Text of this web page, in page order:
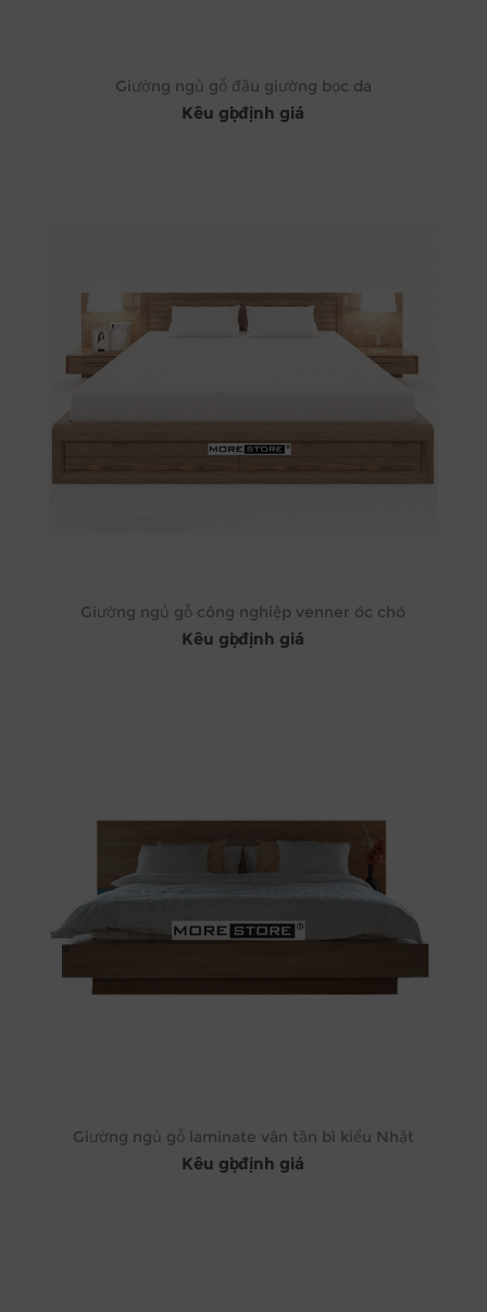
Giường ngủ gỗ đầu giường bọc da
Kêu gọi định giá
Giường ngủ gỗ công nghiệp venner óc chó
Kêu gọi định giá
Giường ngủ gỗ laminate vân tần bì kiểu Nhật
Kêu gọi định giá